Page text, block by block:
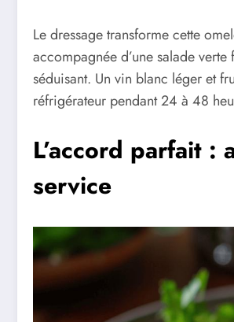
Le dressage transforme cette
accompagnée d’une salade
séduisant. Un vin blanc léger et
réfrigérateur pendant 24 à 48
L’accord parfait :
service